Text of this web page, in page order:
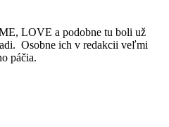
LOVE a podobne tu boli už
Osobne ich v redakcii veľmi
páčia.